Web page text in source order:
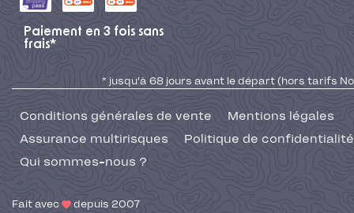
Paiement en 3 fois sans
frais*
* jusqu'à 68 jours avant le départ (hors tarifs No
Conditions générales de vente
Mentions légales
Assurance multirisques
Politique de confidentialité
Qui sommes-nous ?
Fait avec depuis 2007